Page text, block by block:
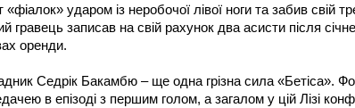
«фіалок» ударом із неробочої лівої ноги та забив свій
гравець записав на свій рахунок два асисти після
оренди.
Седрік Бакамбю – ще одна грізна сила «Бетіса».
в епізоді з першим голом, а загалом у цій Лізі